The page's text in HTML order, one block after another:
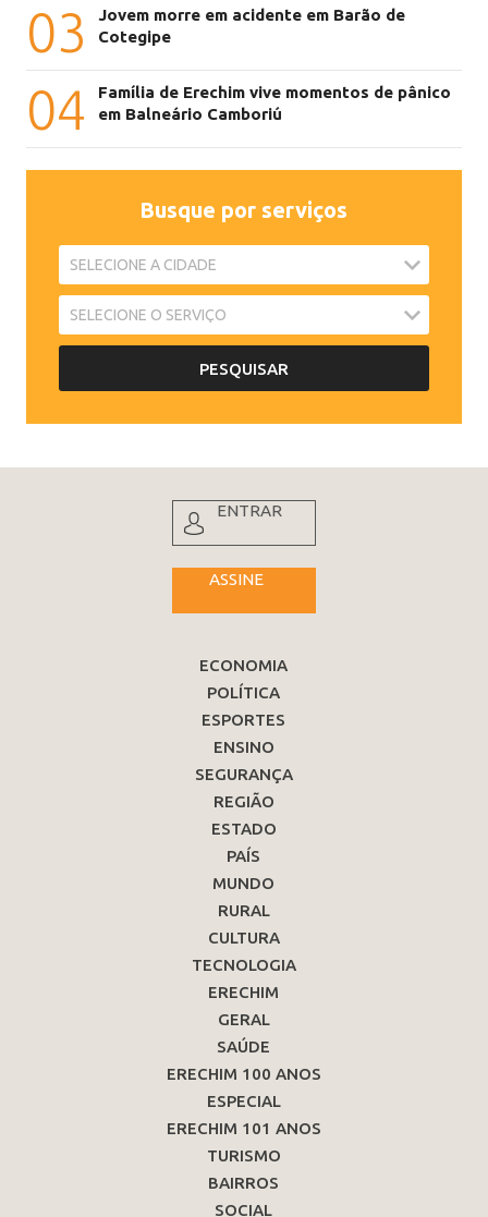
03
Jovem morre em acidente em Barão de
Cotegipe
04
Família de Erechim vive momentos de pânico
em Balneário Camboriú
Busque por serviços
ENTRAR
ASSINE
ECONOMIA
POLÍTICA
ESPORTES
ENSINO
SEGURANÇA
REGIÃO
ESTADO
PAÍS
MUNDO
RURAL
CULTURA
TECNOLOGIA
ERECHIM
GERAL
SAÚDE
ERECHIM 100 ANOS
ESPECIAL
ERECHIM 101 ANOS
TURISMO
BAIRROS
SOCIAL